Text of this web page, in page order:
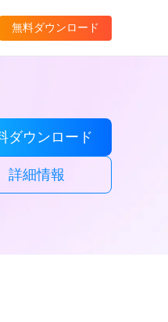
無料ダウンロード
ダウンロード
詳細情報